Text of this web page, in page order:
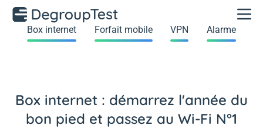
Box internet Forfait mobile VPN Alarme
Box internet : démarrez l'année du
bon pied et passez au Wi-Fi N°1